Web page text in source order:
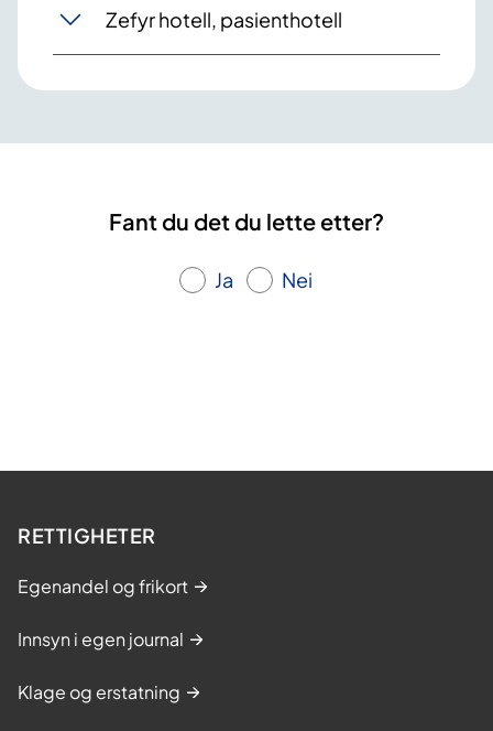
Zefyr hotell, pasienthotell
Fant du det du lette etter?
Ja Nei
RETTIGHETER
Egenandel og frikort
Innsyn i egen journal
Klage og erstatning